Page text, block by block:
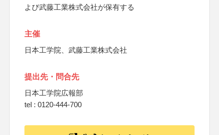
よび武藤工業株式会社が保有する
主催
日本工学院、武藤工業株式会社
提出先・問合先
日本工学院広報部
tel : 0120-444-700